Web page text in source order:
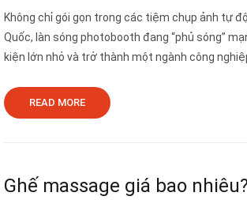
Không chỉ gói gọn trong các tiệm chụp ảnh tự
Quốc, làn sóng photobooth đang “phủ sóng”
kiện lớn nhỏ và trở thành một ngành công
READ MORE
Ghế massage giá bao